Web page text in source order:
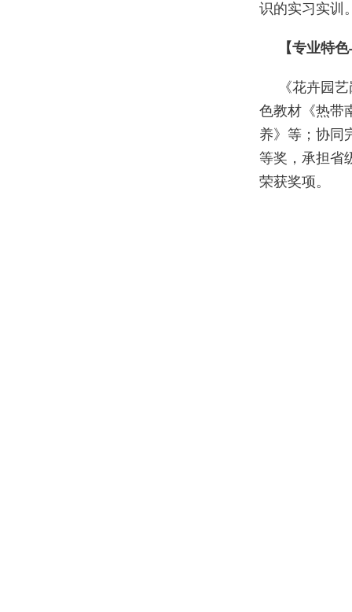
识的实习实训
【专业特
《花卉园
色教材《热带
养》等；协同
等奖，承担省
荣获奖项。